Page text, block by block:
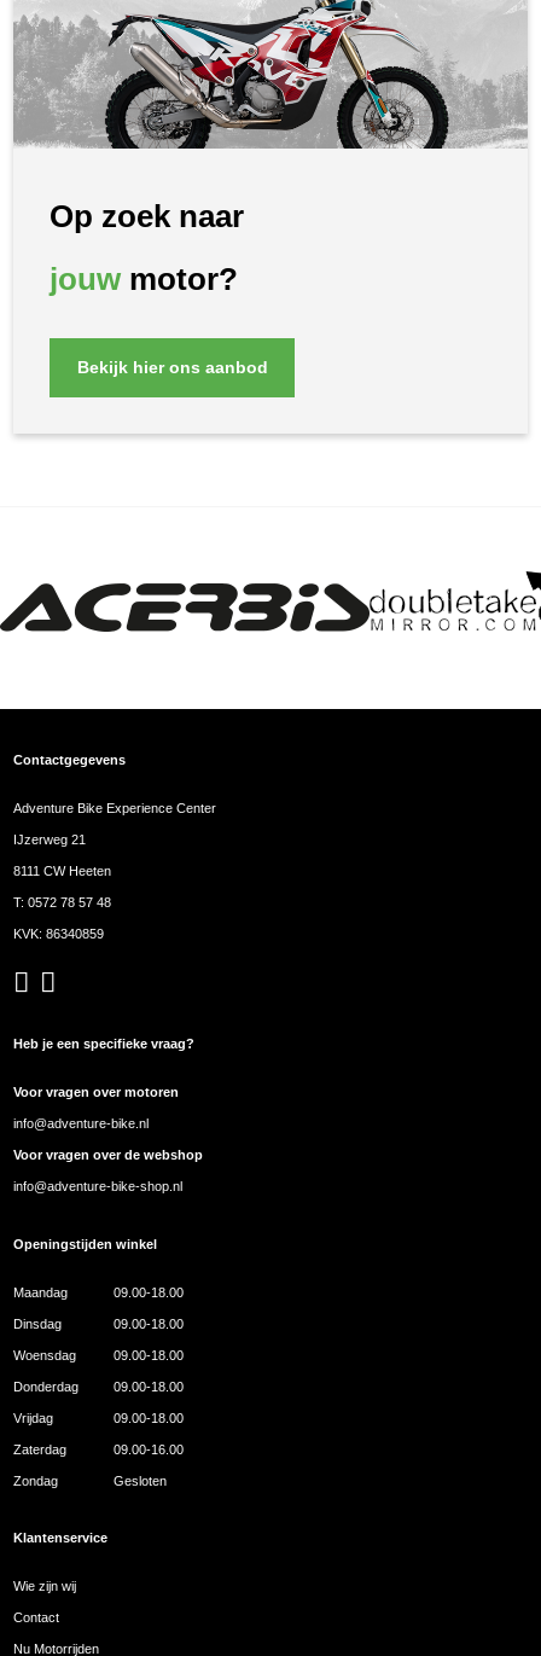
Op zoek naar
jouwmotor?
Bekijk hier ons aanbod
Contactgegevens
Adventure Bike Experience Center
IJzerweg 21
8111 CW Heeten
T:0572 78 57 48
KVK: 86340859
Heb je een specifieke vraag?
Voor vragen over motoren
info@adventure-bike.nl
Voor vragen over de webshop
info@adventure-bike-shop.nl
Openingstijden winkel
Maandag 09.00-18.00
Dinsdag 09.00-18.00
Woensdag 09.00-18.00
Donderdag 09.00-18.00
Vrijdag 09.00-18.00
Zaterdag 09.00-16.00
Zondag Gesloten
Klantenservice
Wie zijn wij
Contact
Nu Motorrijden